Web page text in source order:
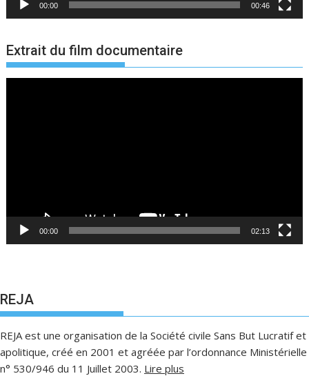
00:00 00:46
Extrait du film documentaire
00:00 02:13
REJA
REJA est une organisation de la Société civile Sans But Lucratif et
apolitique, créé en 2001 et agréée par l’ordonnance Ministérielle
n° 530/946 du 11 Juillet 2003. Lire plus